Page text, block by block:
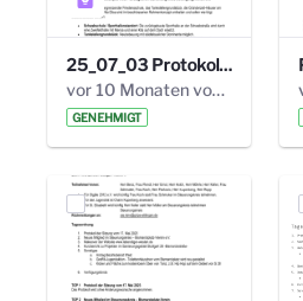
25_07_03 Protokoll Steuerungskreis.pdf
vor 10 Monaten von Alexander Orlowski
GENEHMIGT